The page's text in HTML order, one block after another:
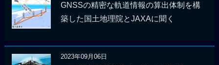
GNSSの精密な軌道情報の算出体制を構
築した国土地理院とJAXAに聞く
2023年09月06日